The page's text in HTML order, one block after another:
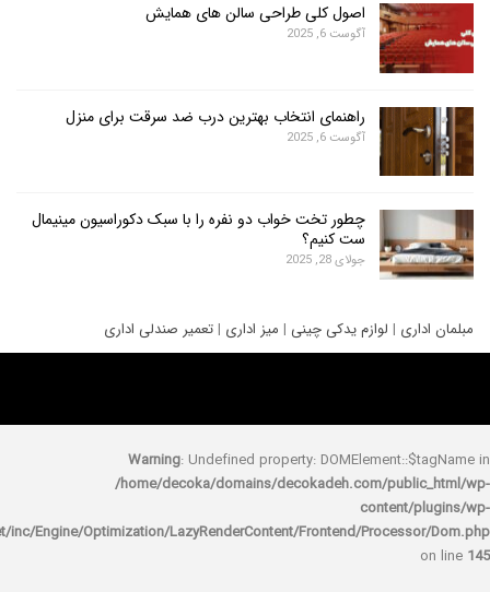
اصول کلی طراحی سالن های همایش
آگوست 6, 2025
راهنمای انتخاب بهترین درب ضد سرقت برای منزل
آگوست 6, 2025
چطور تخت خواب دو نفره را با سبک دکوراسیون مینیمال
ست کنیم؟
جولای 28, 2025
|لوازم یدکی چینی|میز اداری| تعمیر صندلی اداری
Warning: Undefined property:
/home/decoka/domains/decokadeh.com/
rocket/inc/Engine/Optimization/LazyRenderContent/Frontend/